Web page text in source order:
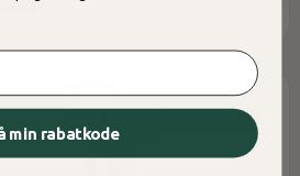
-27%
min rabatkode